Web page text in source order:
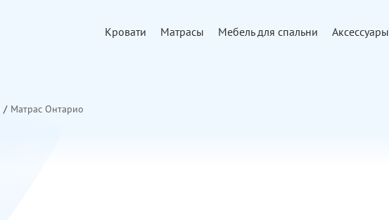
Кровати Матрасы Мебель для спальни Аксессуары
Матрас Онтарио